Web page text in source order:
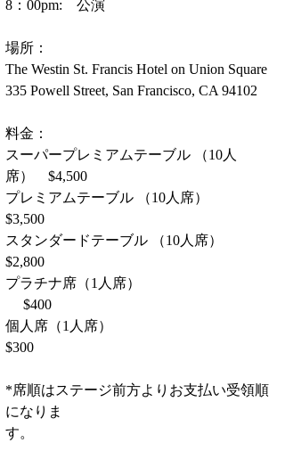
8：00pm:    公演
場所：
The Westin St. Francis Hotel on Union Square
335 Powell Street, San Francisco, CA 94102
料金：
スーパープレミアムテーブル （10人
席）　$4,500
プレミアムテーブル （10人席）
$3,500
スタンダードテーブル （10人席）
$2,800
プラチナ席（1人席）
$400
個人席（1人席）
$300
*席順はステージ前方よりお支払い受領順
になりま
す。